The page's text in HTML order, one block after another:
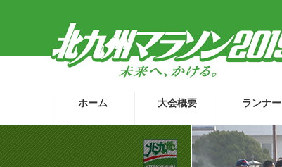
ホーム 大会概要 ランナー